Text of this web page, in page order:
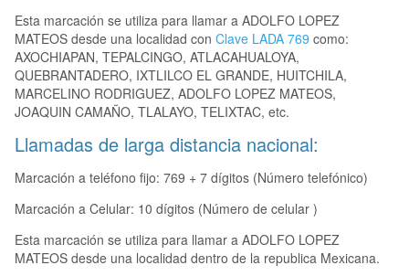
Esta marcación se utiliza para llamar a ADOLFO LOPEZ
MATEOS desde una localidad con Clave LADA 769 como:
AXOCHIAPAN, TEPALCINGO, ATLACAHUALOYA,
QUEBRANTADERO, IXTLILCO EL GRANDE, HUITCHILA,
MARCELINO RODRIGUEZ, ADOLFO LOPEZ MATEOS,
JOAQUIN CAMAÑO, TLALAYO, TELIXTAC, etc.
Llamadas de larga distancia nacional:
Marcación a teléfono fijo: 769 + 7 dígitos (Número telefónico)
Marcación a Celular: 10 dígitos (Número de celular )
Esta marcación se utiliza para llamar a ADOLFO LOPEZ
MATEOS desde una localidad dentro de la republica Mexicana.